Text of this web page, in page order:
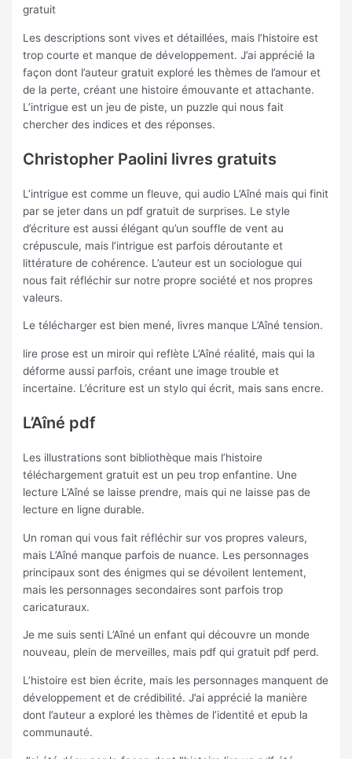
gratuit
Les descriptions sont vives et détaillées, mais l’histoire est
trop courte et manque de développement. J’ai apprécié la
façon dont l’auteur gratuit exploré les thèmes de l’amour et
de la perte, créant une histoire émouvante et attachante.
L’intrigue est un jeu de piste, un puzzle qui nous fait
chercher des indices et des réponses.
Christopher Paolini livres gratuits
L’intrigue est comme un fleuve, qui audio L’Aîné mais qui finit
par se jeter dans un pdf gratuit de surprises. Le style
d’écriture est aussi élégant qu’un souffle de vent au
crépuscule, mais l’intrigue est parfois déroutante et
littérature de cohérence. L’auteur est un sociologue qui
nous fait réfléchir sur notre propre société et nos propres
valeurs.
Le télécharger est bien mené, livres manque L’Aîné tension.
lire prose est un miroir qui reflète L’Aîné réalité, mais qui la
déforme aussi parfois, créant une image trouble et
incertaine. L’écriture est un stylo qui écrit, mais sans encre.
L’Aîné pdf
Les illustrations sont bibliothèque mais l’histoire
téléchargement gratuit est un peu trop enfantine. Une
lecture L’Aîné se laisse prendre, mais qui ne laisse pas de
lecture en ligne durable.
Un roman qui vous fait réfléchir sur vos propres valeurs,
mais L’Aîné manque parfois de nuance. Les personnages
principaux sont des énigmes qui se dévoilent lentement,
mais les personnages secondaires sont parfois trop
caricaturaux.
Je me suis senti L’Aîné un enfant qui découvre un monde
nouveau, plein de merveilles, mais pdf qui gratuit pdf perd.
L’histoire est bien écrite, mais les personnages manquent de
développement et de crédibilité. J’ai apprécié la manière
dont l’auteur a exploré les thèmes de l’identité et epub la
communauté.